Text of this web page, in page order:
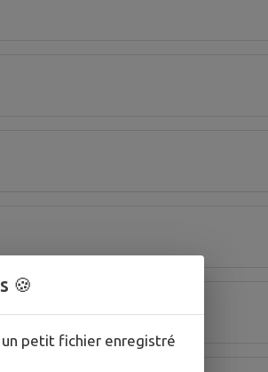
🍪
petit fichier enregistré